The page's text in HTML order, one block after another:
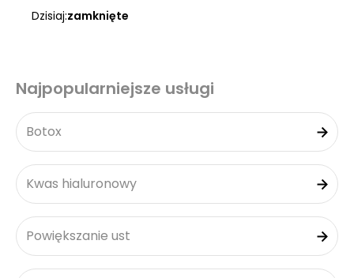
Dzisiaj:zamknięte
Najpopularniejsze usługi
Botox
Kwas hialuronowy
Powiększanie ust